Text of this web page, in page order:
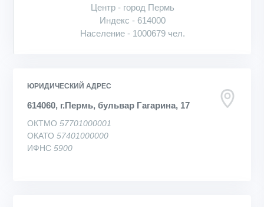
Центр - город Пермь
Индекс - 614000
Население - 1000679 чел.
ЮРИДИЧЕСКИЙ АДРЕС
614060, г.Пермь, бульвар Гагарина, 17
ОКТМО 57701000001
ОКАТО 57401000000
ИФНС 5900